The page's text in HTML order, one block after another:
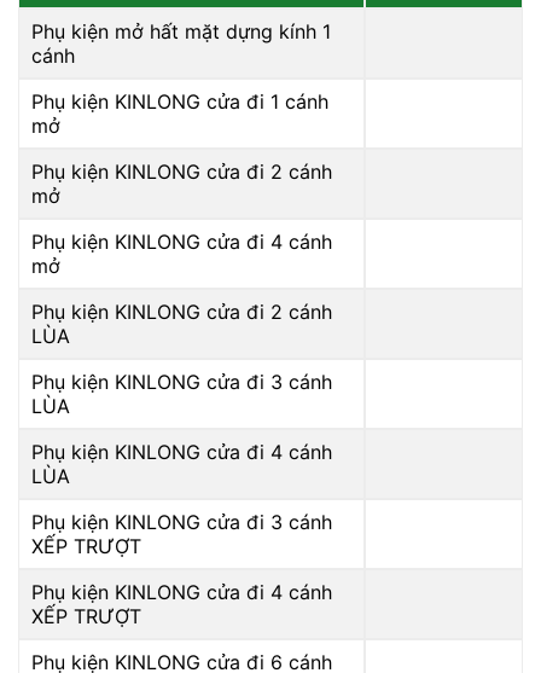
Phụ kiện mở hất mặt dựng kính 1
cánh
Phụ kiện KINLONG cửa đi 1 cánh
mở
Phụ kiện KINLONG cửa đi 2 cánh
mở
Phụ kiện KINLONG cửa đi 4 cánh
mở
Phụ kiện KINLONG cửa đi 2 cánh
LÙA
Phụ kiện KINLONG cửa đi 3 cánh
LÙA
Phụ kiện KINLONG cửa đi 4 cánh
LÙA
Phụ kiện KINLONG cửa đi 3 cánh
XẾP TRƯỢT
Phụ kiện KINLONG cửa đi 4 cánh
XẾP TRƯỢT
Phụ kiện KINLONG cửa đi 6 cánh